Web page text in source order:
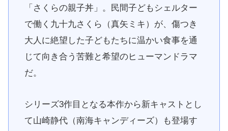
「さくらの親子丼」。民間子どもシェルター
で働く九十九さくら（真矢ミキ）が、傷つき
大人に絶望した子どもたちに温かい食事を通
じて向き合う苦難と希望のヒューマンドラマ
だ。
シリーズ3作目となる本作から新キャストとし
て山崎静代（南海キャンディーズ）も登場す